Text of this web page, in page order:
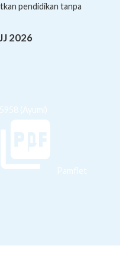
pendidikan tanpa
2026
(Ayumi)
Pamflet